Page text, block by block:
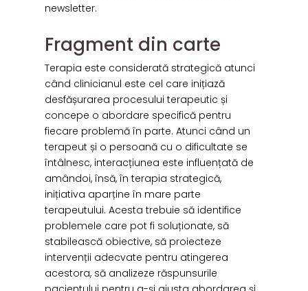
newsletter.
Fragment din carte
Terapia este considerată strategică atunci
când clinicianul este cel care inițiază
desfășurarea procesului terapeutic și
concepe o abordare specifică pentru
fiecare problemă în parte. Atunci când un
terapeut și o persoană cu o dificultate se
întâlnesc, interacțiunea este influențată de
amândoi, însă, în terapia strategică,
inițiativa aparține în mare parte
terapeutului. Acesta trebuie să identifice
problemele care pot fi soluționate, să
stabilească obiective, să proiecteze
intervenții adecvate pentru atingerea
acestora, să analizeze răspunsurile